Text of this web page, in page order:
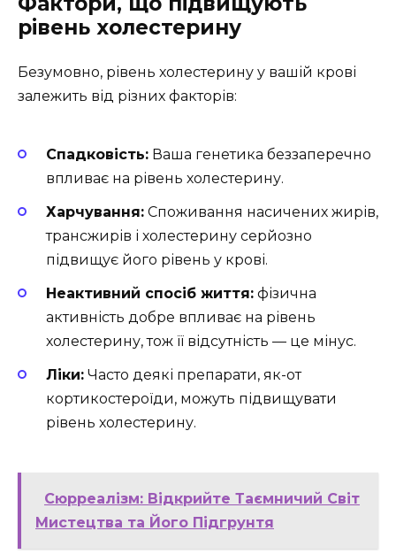
рівень холестерину
Безумовно, рівень холестерину у вашій крові
залежить від різних факторів:
Спадковість: Ваша генетика беззаперечно
впливає на рівень холестерину.
Харчування: Споживання насичених жирів,
трансжирів і холестерину серйозно
підвищує його рівень у крові.
Неактивний спосіб життя: фізична
активність добре впливає на рівень
холестерину, тож її відсутність — це мінус.
Ліки: Часто деякі препарати, як-от
кортикостероїди, можуть підвищувати
рівень холестерину.
Сюрреалізм: Відкрийте Таємничий Світ
Мистецтва та Його Підгрунтя